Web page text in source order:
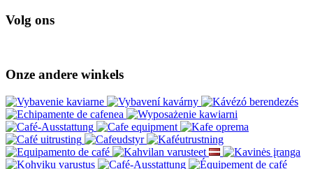
Volg ons
Onze andere winkels